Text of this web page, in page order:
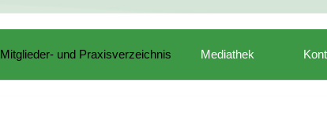
Mitglieder- und Praxisverzeichnis Mediathek